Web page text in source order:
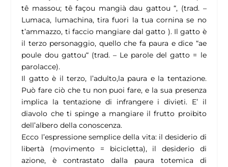
tê massou; tê façou mangià dau gattou“, (trad. –
Lumaca, lumachina, tira fuori la tua cornina se no
t’ammazzo, ti faccio mangiare dal gatto ). Il gatto è
il terzo personaggio, quello che fa paura e dice “ae
poule dou gattou“ (trad. – Le parole del gatto = le
parolacce).
Il gatto è il terzo, l’adulto,la paura e la tentazione.
Può fare ciò che tu non puoi fare, e la sua presenza
implica la tentazione di infrangere i divieti. E’ il
diavolo che ti spinge a mangiare il frutto proibito
dell’albero della conoscenza.
Ecco l’espressione semplice della vita: il desiderio di
libertà (movimento = bicicletta), il desiderio di
azione, è contrastato dalla paura totemica di